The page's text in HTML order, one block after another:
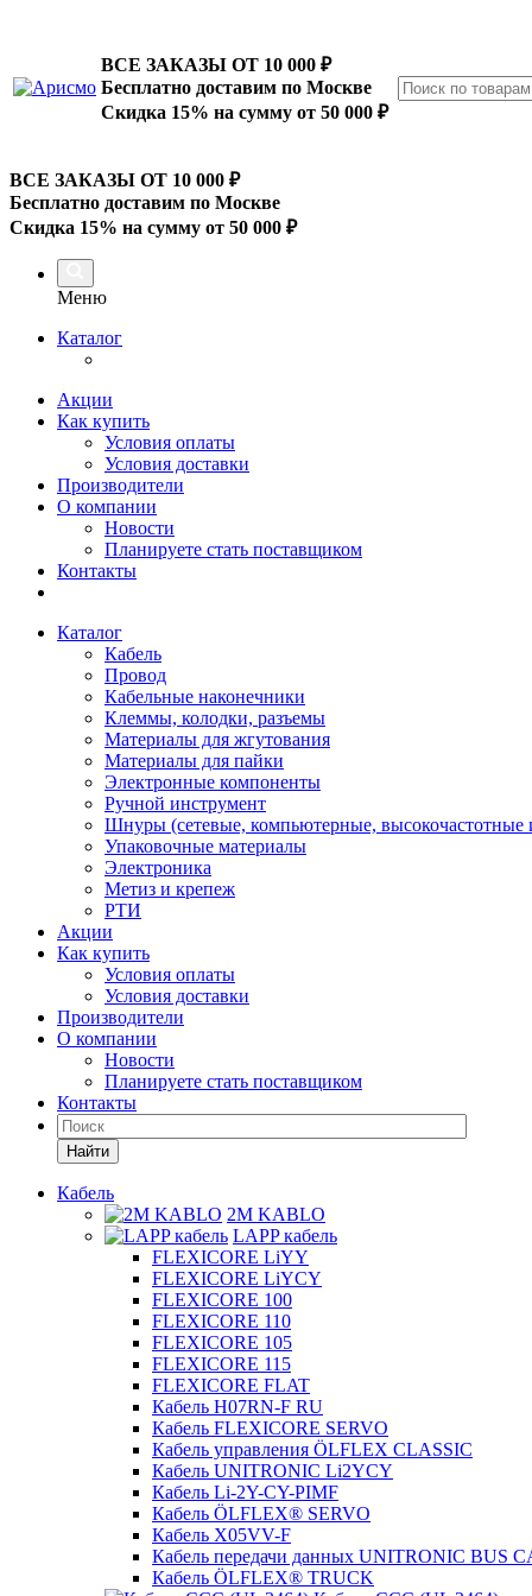
ВСЕ ЗАКАЗЫ ОТ 10 000 ₽
Бесплатно доставим по Москве
Скидка 15% на сумму от 50 000 ₽
ВСЕ ЗАКАЗЫ ОТ 10 000 ₽
Бесплатно доставим по Москве
Скидка 15% на сумму от 50 000 ₽
Меню
Каталог
Акции
Как купить
Условия оплаты
Условия доставки
Производители
О компании
Новости
Планируете стать поставщиком
Контакты
Каталог
Кабель
Провод
Кабельные наконечники
Клеммы, колодки, разъемы
Материалы для жгутования
Материалы для пайки
Электронные компоненты
Ручной инструмент
Шнуры (сетевые, компьютерные, высокочастотные
Упаковочные материалы
Электроника
Метиз и крепеж
РТИ
Акции
Как купить
Условия оплаты
Условия доставки
Производители
О компании
Новости
Планируете стать поставщиком
Контакты
Найти
Кабель
2M KABLO
LAPP кабель
FLEXICORE LiYY
FLEXICORE LiYCY
FLEXICORE 100
FLEXICORE 110
FLEXICORE 105
FLEXICORE 115
FLEXICORE FLAT
Кабель H07RN-F RU
Кабель FLEXICORE SERVO
Кабель управления ÖLFLEX CLASSIC
Кабель UNITRONIC Li2YCY
Кабель Li-2Y-CY-PIMF
Кабель ÖLFLEX® SERVO
Кабель X05VV-F
Кабель передачи данных UNITRONIC BUS
Кабель ÖLFLEX® TRUCK